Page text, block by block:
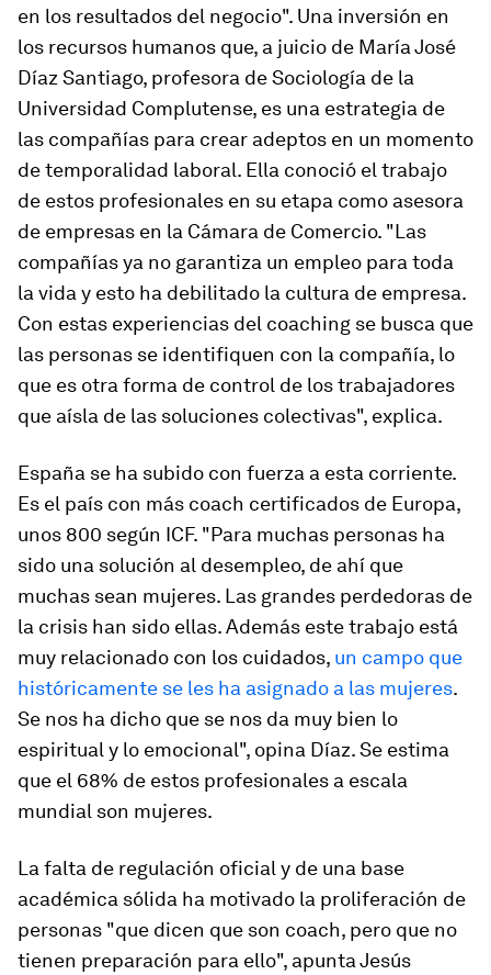
en los resultados del negocio". Una inversión en
los recursos humanos que, a juicio de María José
Díaz Santiago, profesora de Sociología de la
Universidad Complutense, es una estrategia de
las compañías para crear adeptos en un momento
de temporalidad laboral. Ella conoció el trabajo
de estos profesionales en su etapa como asesora
de empresas en la Cámara de Comercio. "Las
compañías ya no garantiza un empleo para toda
la vida y esto ha debilitado la cultura de empresa.
Con estas experiencias del coaching se busca que
las personas se identifiquen con la compañía, lo
que es otra forma de control de los trabajadores
que aísla de las soluciones colectivas", explica.
España se ha subido con fuerza a esta corriente.
Es el país con más coach certificados de Europa,
unos 800 según ICF. "Para muchas personas ha
sido una solución al desempleo, de ahí que
muchas sean mujeres. Las grandes perdedoras de
la crisis han sido ellas. Además este trabajo está
muy relacionado con los cuidados, un campo que
históricamente se les ha asignado a las mujeres.
Se nos ha dicho que se nos da muy bien lo
espiritual y lo emocional", opina Díaz. Se estima
que el 68% de estos profesionales a escala
mundial son mujeres.
La falta de regulación oficial y de una base
académica sólida ha motivado la proliferación de
personas "que dicen que son coach, pero que no
tienen preparación para ello", apunta Jesús